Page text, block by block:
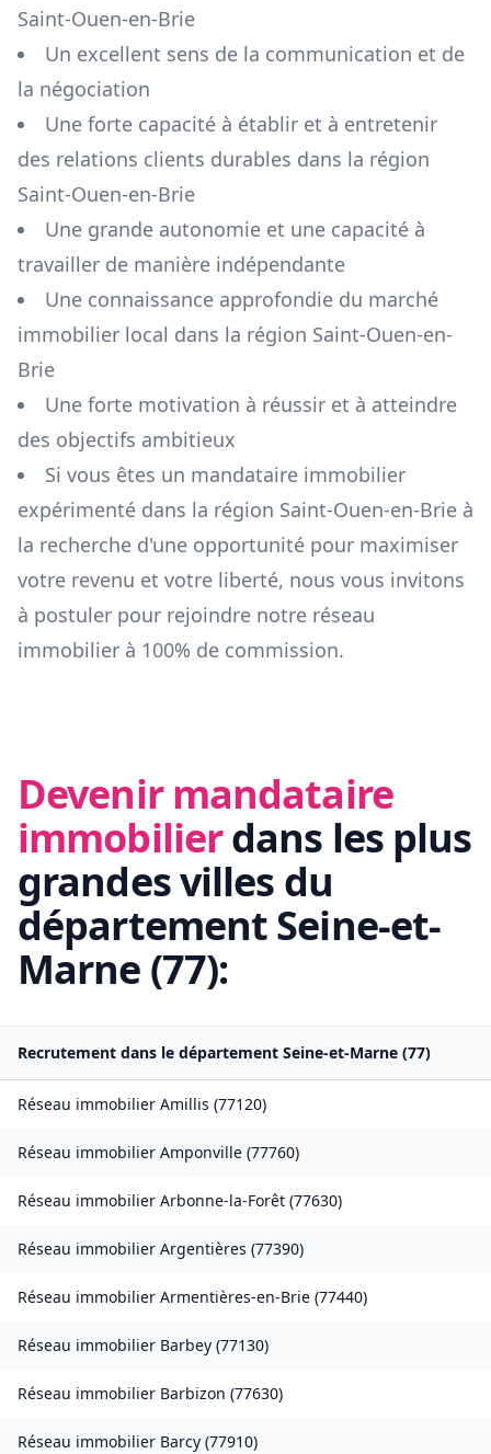
Saint-Ouen-en-Brie
Un excellent sens de la communication et de
la négociation
Une forte capacité à établir et à entretenir
des relations clients durables dans la région
Saint-Ouen-en-Brie
Une grande autonomie et une capacité à
travailler de manière indépendante
Une connaissance approfondie du marché
immobilier local dans la région Saint-Ouen-en-
Brie
Une forte motivation à réussir et à atteindre
des objectifs ambitieux
Si vous êtes un mandataire immobilier
expérimenté dans la région Saint-Ouen-en-Brie à
la recherche d'une opportunité pour maximiser
votre revenu et votre liberté, nous vous invitons
à postuler pour rejoindre notre réseau
immobilier à 100% de commission.
Devenir mandataire
immobilierdans les plus
grandes villes du
départementSeine-et-
Marne (77):
Recrutement dans le département Seine-et-Marne (77)
Réseau immobilier Amillis (77120)
Réseau immobilier Amponville (77760)
Réseau immobilier Arbonne-la-Forêt (77630)
Réseau immobilier Argentières (77390)
Réseau immobilier Armentières-en-Brie (77440)
Réseau immobilier Barbey (77130)
Réseau immobilier Barbizon (77630)
Réseau immobilier Barcy (77910)